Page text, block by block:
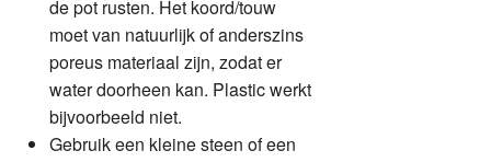
de pot rusten. Het koord/touw
moet van natuurlijk of anderszins
poreus materiaal zijn, zodat er
water doorheen kan. Plastic werkt
bijvoorbeeld niet.
Gebruik een kleine steen of een